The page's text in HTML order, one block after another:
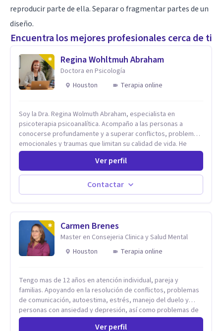
reproducir parte de ella. Separar o fragmentar partes de un
diseño.
Encuentra los mejores profesionales cerca de ti
Regina Wohltmuh Abraham
Doctora en Psicología
Houston
Terapia online
Soy la Dra. Regina Wolmuth Abraham, especialista en
psicoterapia psicoanalítica. Acompaño a las personas a
conocerse profundamente y a superar conflictos, problemas
emocionales y traumas que limitan su calidad de vida. He
trabajado en reconocidas instituciones como el Hospital
Psiquiátrico San Rafael, Instituto Psiquiátrico MENDAO, San
Bernardino, Hospital Psiquiátrico Infantil y el Centro de
Integración Juvenil. Además, tuve el privilegio de colaborar
en comunidades como Olivar del Conde y Xochimilco, lo que
Ver perfil
Contactar
Carmen Brenes
Master en Consejeria Clinica y Salud Mental
Houston
Terapia online
Tengo mas de 12 años en atención individual, pareja y
familias. Apoyando en la resolución de conflictos, problemas
de comunicación, autoestima, estrés, manejo del duelo y
personas con ansiedad y depresión, así como problemas de
conducta y comportamiento. Desarrollo de personas
Ver perfil